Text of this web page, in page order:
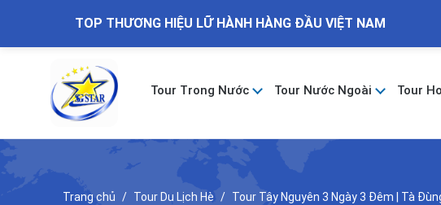
TOP THƯƠNG HIỆU LỮ HÀNH HÀNG ĐẦU VIỆT NAM
Tour Trong Nước Tour Nước Ngoài Tour
Trang chủ Tour Du Lịch Hè Tour Tây Nguyên 3 Ngày 3 Đêm | Tà